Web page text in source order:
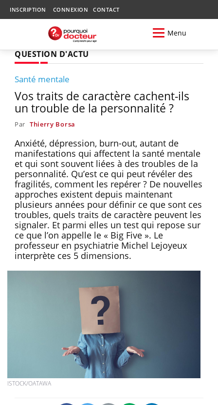
INSCRIPTION CONNEXION CONTACT
Menu
QUESTION D'ACTU
Santé mentale
Vos traits de caractère cachent-ils
un trouble de la personnalité ?
Par Thierry Borsa
Anxiété, dépression, burn-out, autant de
manifestations qui affectent la santé mentale
et qui sont souvent liées à des troubles de la
personnalité. Qu’est ce qui peut révéler des
fragilités, comment les repérer ? De nouvelles
approches existent depuis maintenant
plusieurs années pour définir ce que sont ces
troubles, quels traits de caractère peuvent les
signaler. Et parmi elles un test qui repose sur
ce que l’on appelle le « Big Five ». Le
professeur en psychiatrie Michel Lejoyeux
interprète ces 5 dimensions.
ISTOCK/OATAWA